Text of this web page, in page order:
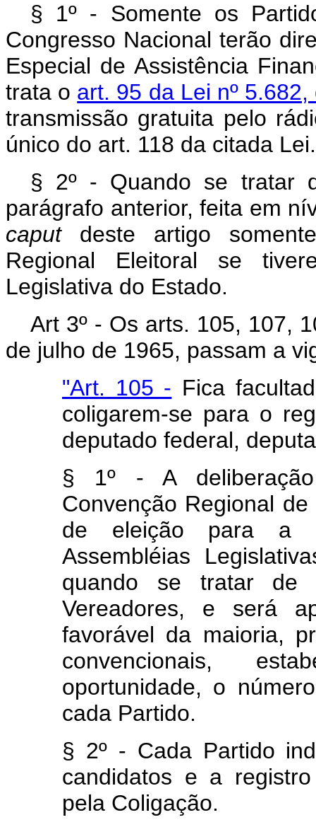
§ 1º - Somente os
Congresso Nacional terão
Especial de Assistência
trata o art. 95 da Lei nº
transmissão gratuita pelo
único do art. 118 da citada Lei.
§ 2º - Quando se tratar
parágrafo anterior, feita em
caputdeste artigo
Regional Eleitoral se
Legislativa do Estado.
Art 3º - Os arts. 105, 107,
de julho de 1965, passam a
"Art. 105 - Fica
coligarem-se para o
deputado federal,
§ 1º - A
Convenção Regional
de eleição para a
Assembléias
quando se tratar de
Vereadores, e será
favorável da maioria,
convencionais,
oportunidade, o
cada Partido.
§ 2º - Cada Partido
candidatos e a
pela Coligação.